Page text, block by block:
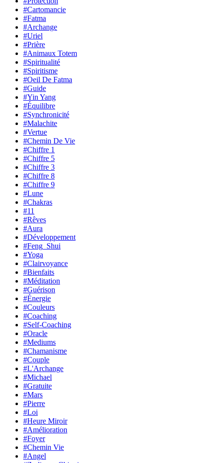
#Cartomancie
#Fatma
#Archange
#Uriel
#Prière
#Animaux Totem
#Spiritualité
#Spiritisme
#Oeil De Fatma
#Guide
#Yin Yang
#Équilibre
#Synchronicité
#Malachite
#Vertue
#Chemin De Vie
#Chiffre 1
#Chiffre 5
#Chiffre 3
#Chiffre 8
#Chiffre 9
#Lune
#Chakras
#11
#Rêves
#Aura
#Développement
#Feng_Shui
#Yoga
#Clairvoyance
#Bienfaits
#Méditation
#Guérison
#Énergie
#Couleurs
#Coaching
#Self-Coaching
#Oracle
#Mediums
#Chamanisme
#Couple
#L'Archange
#Michael
#Gratuite
#Mars
#Pierre
#Loi
#Heure Miroir
#Amélioration
#Foyer
#Chemin Vie
#Angel